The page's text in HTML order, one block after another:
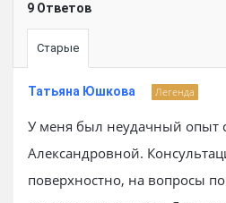
9 Ответов
Старые
Татьяна Юшкова Легенда
У меня был неудачный опыт
Александровной.
поверхностно, на вопросы